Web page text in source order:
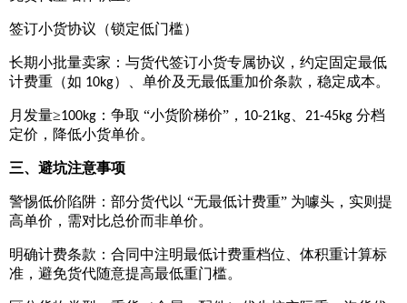
签订小货协议（锁定低门槛）
长期小批量卖家：与货代签订小货专属协议，约定固定最低
计费重（如 10kg）、单价及无最低重加价条款，稳定成本。
月发量≥100kg ：争取 “小货阶梯价”， 10-21kg 21-45kg 分档
定价，降低小货单价。
三、避坑注意事项
警惕低价陷阱：部分货代以 “无最低计费重” 为噱头，实则提
高单价，需对比总价而非单价。
明确计费条款：合同中注明最低计费重档位、体积重计算标
准，避免货代随意提高最低重门槛。